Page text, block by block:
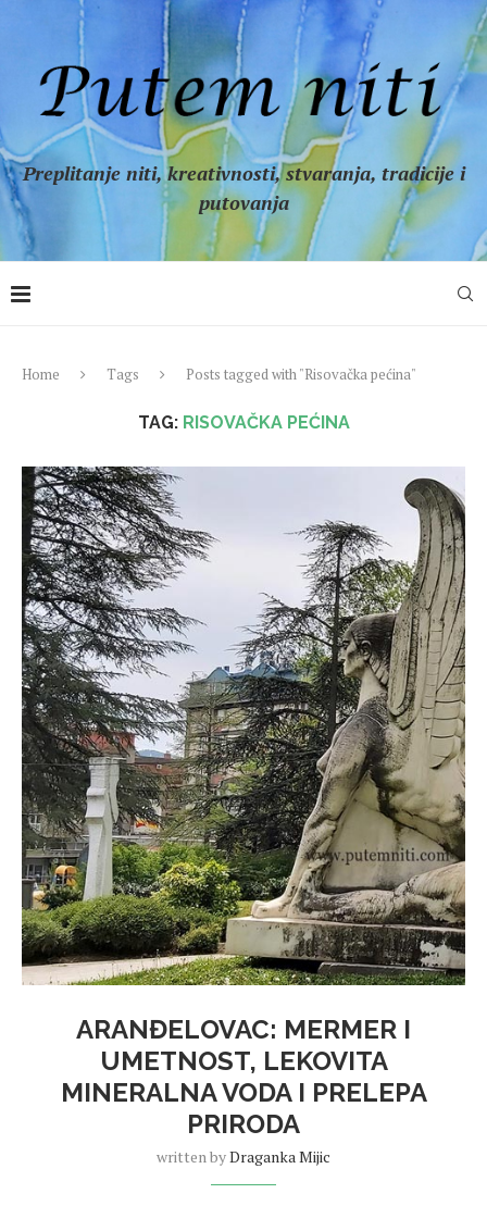
Preplitanje niti, kreativnosti, stvaranja, tradicije i
putovanja
Home Tags Posts tagged with "Risovačka pećina"
TAG: RISOVAČKA PEĆINA
ARANĐELOVAC: MERMER I
UMETNOST, LEKOVITA
MINERALNA VODA I PRELEPA
PRIRODA
written byDraganka Mijic